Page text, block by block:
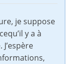
je suppose
y a à